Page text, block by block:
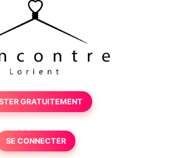
GRATUITEMENT
SE CONNECTER